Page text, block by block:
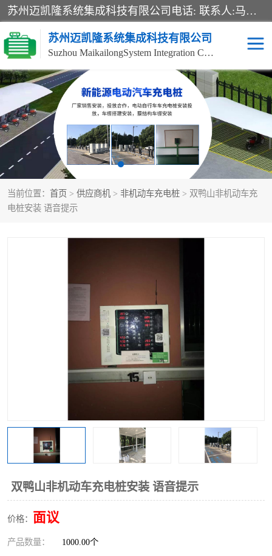
苏州迈凯隆系统集成科技有限公司电话: 联系人:马杰森 销售安装视频监控、报警系统、电话交换机、门禁考勤、巡更系统、呼叫对讲系统、停车场道闸、智能家居、广播系统、综合布线、办公设备、电子商务软件、网络工程、酒店门锁系列 系统集成、VOD视频点播、LED显示屏、节能产品、USP电源、收银机等弱电及智能化项目。
苏州迈凯隆系统集成科技有限公司
Suzhou MaikailongSystem Integration Co., Ltd.
当前位置： 首页 > 供应商机 > 非机动车充电桩 > 双鸭山非机动车充
电桩安装 语音提示
双鸭山非机动车充电桩安装 语音提示
价格： 面议
产品数量： 1000.00个
非机动车充电桩 电瓶车充电桩
电动自行车充电桩 两轮电动车充电桩
充电桩